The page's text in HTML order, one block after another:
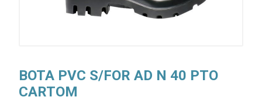
BOTA PVC S/FOR AD N 40 PTO
CARTOM